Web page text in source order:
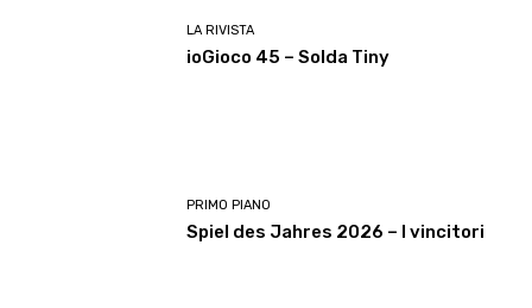
LA RIVISTA
ioGioco 45 – Solda Tiny
PRIMO PIANO
Spiel des Jahres 2026 – I vincitori